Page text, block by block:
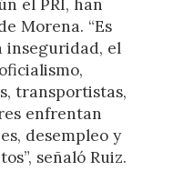
el PRI, han
Morena. “Es
inseguridad, el
transportistas,
enfrentan
desempleo y
señaló Ruiz.